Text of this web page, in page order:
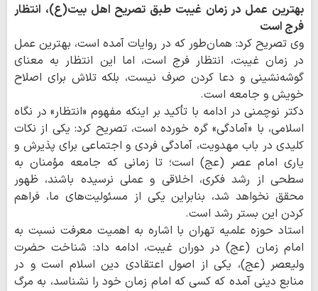
بهترین عمل در زمان غیبت طبق تصریح اهل بیت(ع)، انتظار
فرج است
وی تصریح کرد: همان‌طور که در روایات آمده است، بهترین عمل
در زمان غیبت، انتظار فرج است، اما این انتظار به معنای
گوشه‌نشینی و دعا کردن صرف نیست، بلکه تلاش برای اصلاح
خویش و جامعه است.
دکتر نوچمنی در ادامه با تأکید بر اینکه مفهوم «انتظار» در نگاه
اسلامی، با «آمادگی» گره خورده است، تصریح کرد: یکی از نکات
کلیدی در باب مهدویت، آمادگی فردی و اجتماعی برای پذیرش و
یاری امام عصر (عج) است؛ تا زمانی که جامعه مؤمنان به
سطحی از رشد فکری، اخلاقی و عملی نرسیده باشند، ظهور
محقق نخواهد شد، بنابراین یکی از مسئولیت‌های ما، فراهم
کردن این بستر رشد است.
استاد حوزه علمیه تهران با اشاره به اهمیت معرفت نسبت به
امام زمان (عج) در دوران غیبت، ادامه داد: شناخت حضرت
ولیعصر (عج)، یکی از اصول اعتقادی دین اسلام است و در
منابع دینی آمده که کسی که امام زمان خود را نشناسد، به مرگ